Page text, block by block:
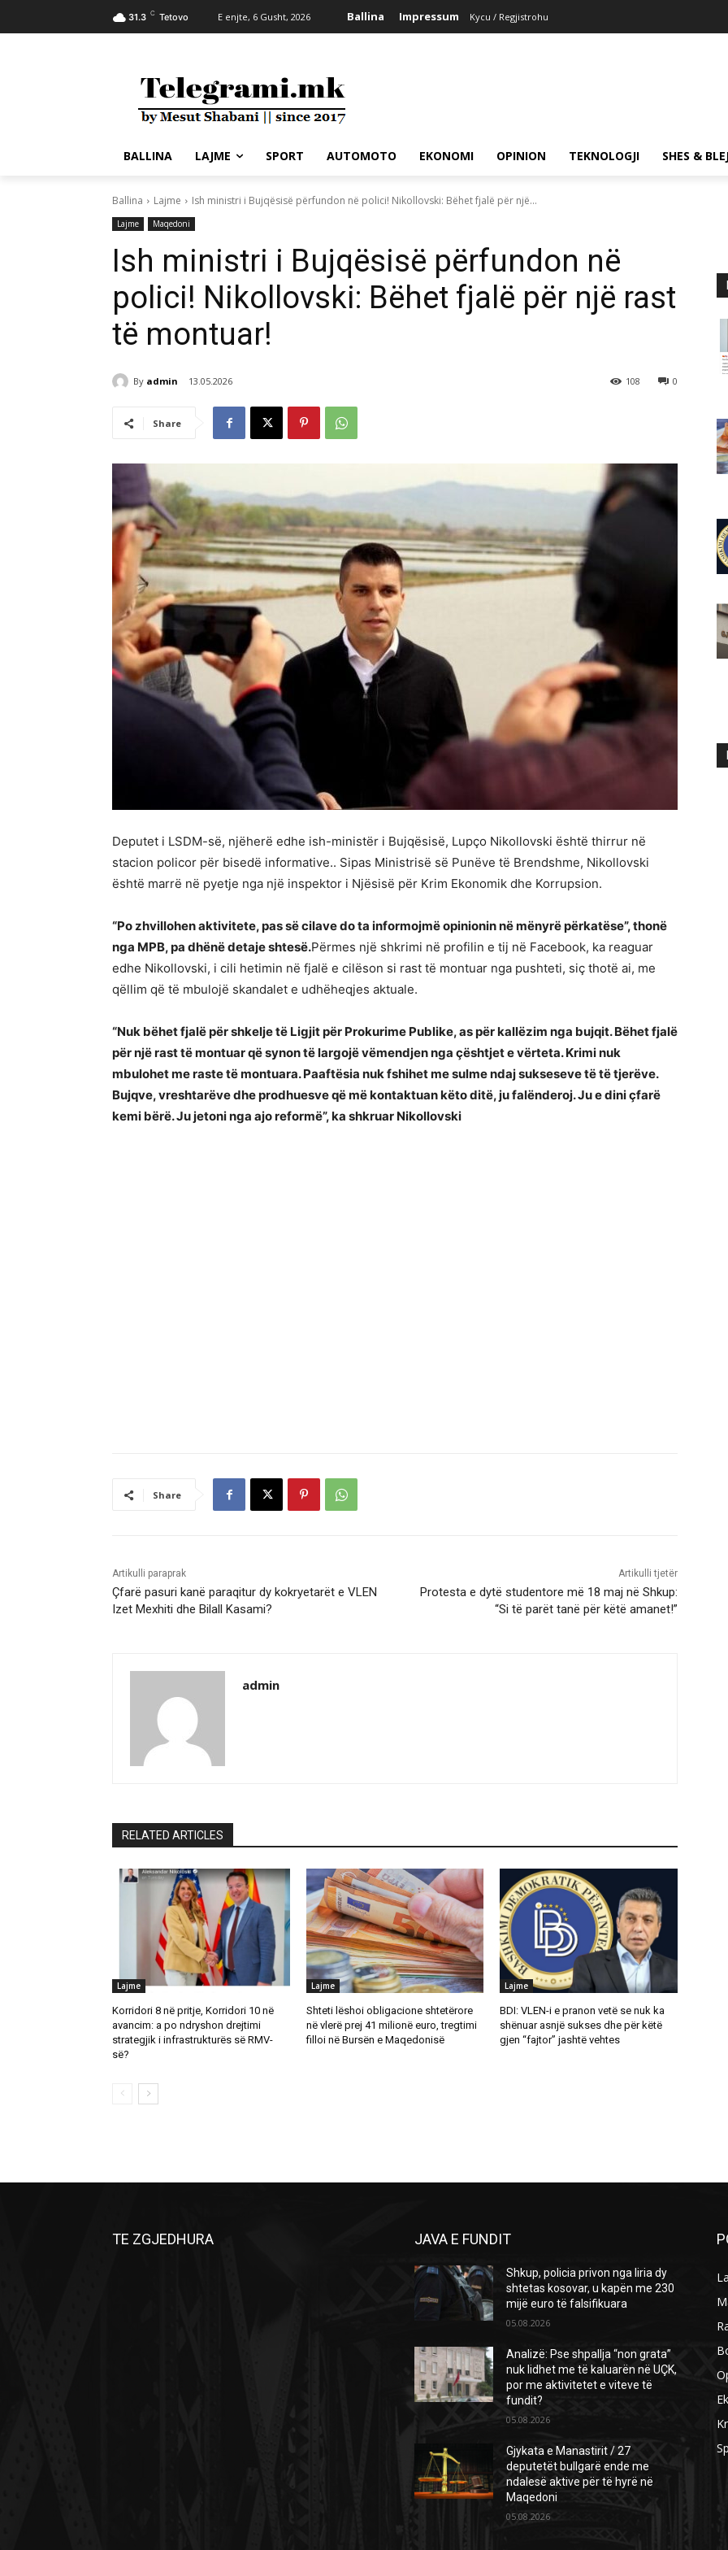
31.3 C Tetovo E enjte, 6 Gusht, 2026 Ballina Impressum Kycu / Regjistrohu
BALLINA LAJME SPORT AUTOMOTO EKONOMI OPINION TEKNOLOGJI SHES &
Ballina Lajme Ish ministri i Bujqësisë përfundon në polici! Nikollovski: Bëhet fjalë për një...
Lajme Maqedoni
Ish ministri i Bujqësisë përfundon në
polici! Nikollovski: Bëhet fjalë për një rast
të montuar!
By admin 13.05.2026 0
108
Share
Deputet i LSDM-së, njëherë edhe ish-ministër i Bujqësisë, Lupço Nikollovski është thirrur në
stacion policor për bisedë informative.. Sipas Ministrisë së Punëve të Brendshme, Nikollovski
është marrë në pyetje nga një inspektor i Njësisë për Krim Ekonomik dhe Korrupsion.
“Po zhvillohen aktivitete, pas së cilave do ta informojmë opinionin në mënyrë përkatëse”, thonë
nga MPB, pa dhënë detaje shtesë.Përmes një shkrimi në profilin e tij në Facebook, ka reaguar
edhe Nikollovski, i cili hetimin në fjalë e cilëson si rast të montuar nga pushteti, siç thotë ai, me
qëllim që të mbulojë skandalet e udhëheqjes aktuale.
“Nuk bëhet fjalë për shkelje të Ligjit për Prokurime Publike, as për kallëzim nga bujqit. Bëhet fjalë
për një rast të montuar që synon të largojë vëmendjen nga çështjet e vërteta. Krimi nuk
mbulohet me raste të montuara. Paaftësia nuk fshihet me sulme ndaj sukseseve të të tjerëve.
Bujqve, vreshtarëve dhe prodhuesve që më kontaktuan këto ditë, ju falënderoj. Ju e dini çfarë
kemi bërë. Ju jetoni nga ajo reformë”, ka shkruar Nikollovski
Share
Artikulli paraprak
Çfarë pasuri kanë paraqitur dy kokryetarët e VLEN
Izet Mexhiti dhe Bilall Kasami?
Artikulli tjetër
Protesta e dytë studentore më 18 maj në Shkup:
“Si të parët tanë për këtë amanet!”
admin
RELATED ARTICLES
Lajme
Korridori 8 në pritje, Korridori 10 në
avancim: a po ndryshon drejtimi
strategjik i infrastrukturës së RMV-
së?
Lajme
Shteti lëshoi obligacione shtetërore
në vlerë prej 41 milionë euro, tregtimi
filloi në Bursën e Maqedonisë
Lajme
BDI: VLEN-i e pranon vetë se nuk ka
shënuar asnjë sukses dhe për këtë
gjen “fajtor” jashtë vehtes
TE ZGJEDHURA JAVA E FUNDIT
Shkup, policia privon nga liria dy
shtetas kosovar, u kapën me 230
mijë euro të falsifikuara
05.08.2026
Analizë: Pse shpallja “non grata”
nuk lidhet me të kaluarën në UÇK,
por me aktivitetet e viteve të
fundit?
05.08.2026
Gjykata e Manastirit / 27
deputetët bullgarë ende me
ndalesë aktive për të hyrë në
Maqedoni
05.08.2026